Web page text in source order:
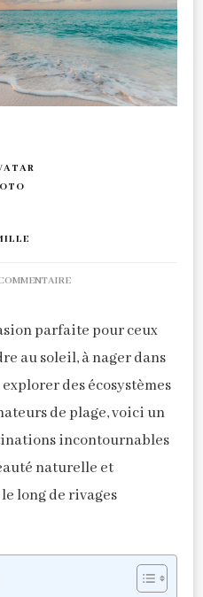
SUR
PLAGES
10
DES
INCONTOURNABLES
parfaite pour ceux
au soleil, à nager dans
des écosystèmes
de plage, voici un
incontournables
naturelle et
long de rivages